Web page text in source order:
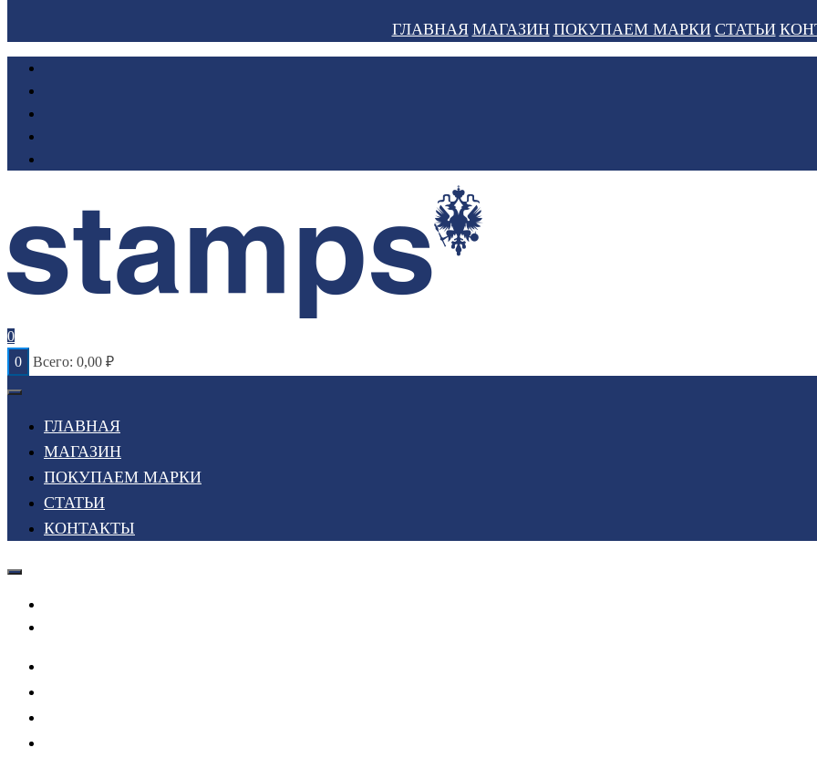
ГЛАВНАЯ МАГАЗИН ПОКУПАЕМ МАРКИ СТАТЬИ
0
0
Всего: 0,00 ₽
ГЛАВНАЯ
МАГАЗИН
ПОКУПАЕМ МАРКИ
СТАТЬИ
КОНТАКТЫ